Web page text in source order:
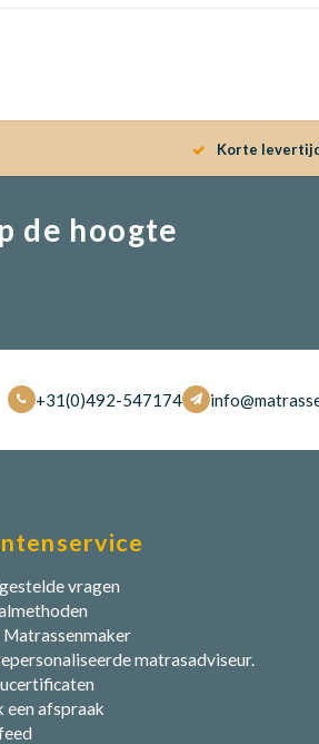
Korte
de hoogte
+31(0)492-547174
vragen
Matrassenmaker
matrasadviseur.
een afspraak